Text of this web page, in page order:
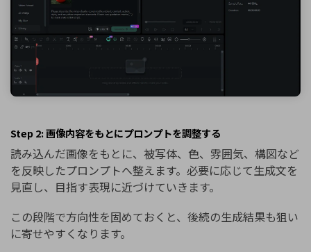
Step 2: 画像内容をもとにプロンプトを調整する
読み込んだ画像をもとに、被写体、色、雰囲気、構図など
を反映したプロンプトへ整えます。必要に応じて生成文を
見直し、目指す表現に近づけていきます。
この段階で方向性を固めておくと、後続の生成結果も狙い
に寄せやすくなります。